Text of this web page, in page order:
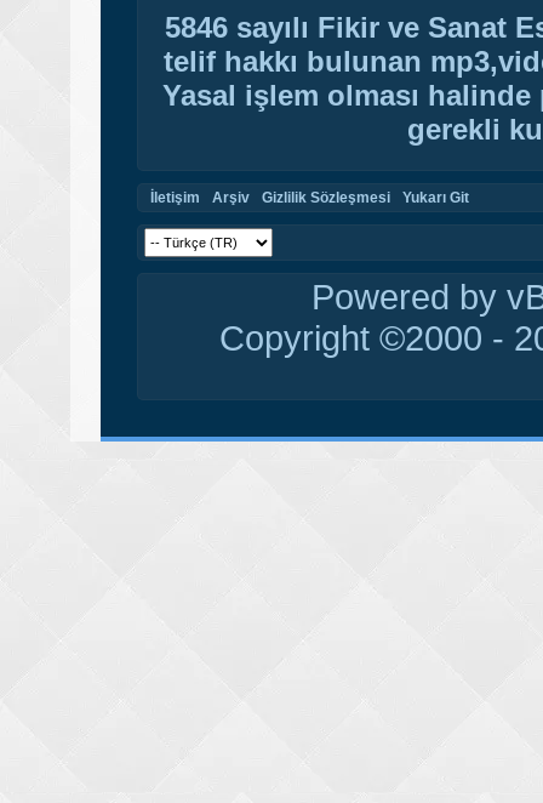
5846 sayılı Fikir ve Sanat
telif hakkı bulunan
Yasal işlem olması
gerekli
İletişim Arşiv Gizlilik Sözleşmesi Yukarı Git
Powered by
Copyright ©2000 -